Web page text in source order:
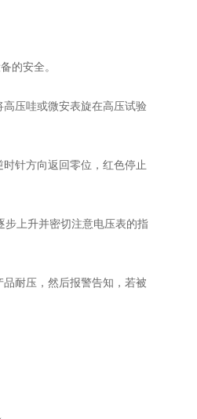
的安全。
压哇或微安表旋在高压试验
针方向返回零位，红色停止
上升并密切注意电压表的指
耐压，然后报警告知，若被